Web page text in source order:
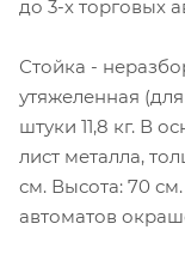
до 3-х торговых
Стойка -
утяжеленная
штуки 11,8 кг. В
лист металла,
см. Высота: 70
автоматов